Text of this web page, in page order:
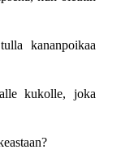
kananpoikaa
kukolle, joka